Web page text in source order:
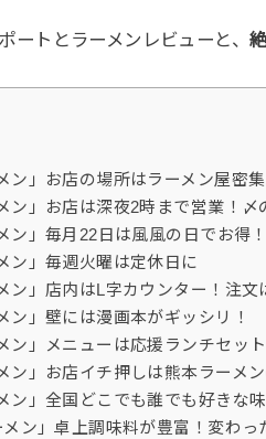
ートとラーメンレビューと、
ン」お店の場所はラーメン屋密集
ン」お店は深夜2時まで営業！〆
ン」毎月22日は風風の日でお得！
ン」毎週火曜は定休日に
ン」店内はL字カウンター！注文
ン」壁には漫画本がギッシリ！
ン」メニューは応援ランチセット
ン」お店イチ押しは熊本ラーメ
ン」全国どこでも誰でも好きな味
ン」卓上調味料が豊富！変わっ